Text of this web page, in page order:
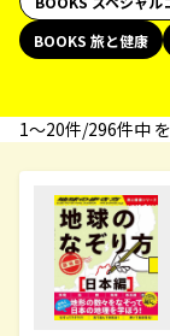
BOOKS 旅と健康
1〜20件/296件中